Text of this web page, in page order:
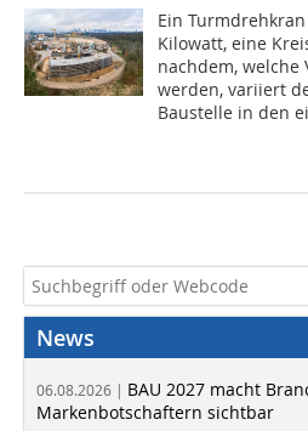
Ein
Kilowatt, eine
nachdem, welche
werden, variiert
Baustelle in den
News
06.08.2026 | BAU 2027 macht
Markenbotschaftern sichtbar